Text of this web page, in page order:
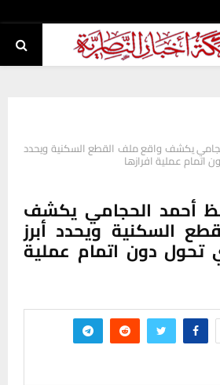
يكشف واقع ملف القطع السكنية ويحدد
اتمام عملية افرازها
أحمد الحجامي يكشف
السكنية ويحدد أبرز
تحول دون اتمام عملية